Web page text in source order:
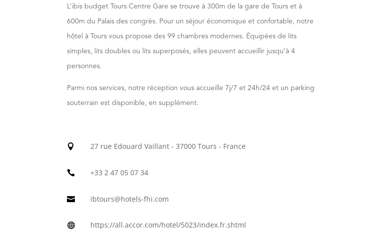
L’ibis budget Tours Centre Gare se trouve à 300m de la gare de Tours et à
600m du Palais des congrès. Pour un séjour économique et confortable, notre
hôtel à Tours vous propose des 99 chambres modernes. Équipées de lits
simples, lits doubles ou lits superposés, elles peuvent accueillir jusqu’à 4
personnes.
Parmi nos services, notre réception vous accueille 7j/7 et 24h/24 et un parking
souterrain est disponible, en supplément.
 27 rue Edouard Vaillant - 37000 Tours - France
 +33 2 47 05 07 34
 ibtours@hotels-fhi.com
 https://all.accor.com/hotel/5023/index.fr.shtml